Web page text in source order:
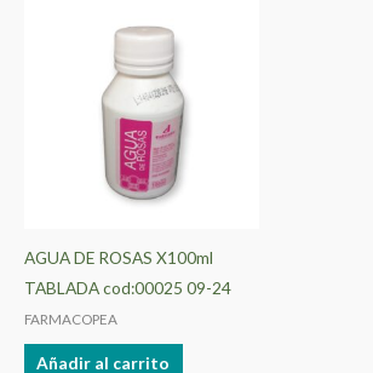
AGUA DE ROSAS X100ml
TABLADA cod:00025 09-24
FARMACOPEA
Añadir al carrito